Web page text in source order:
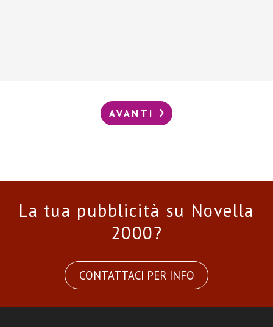
AVANTI
La tua pubblicità su Novella
2000?
CONTATTACI PER INFO